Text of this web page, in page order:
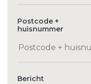
Postcode +
huisnummer
Bericht